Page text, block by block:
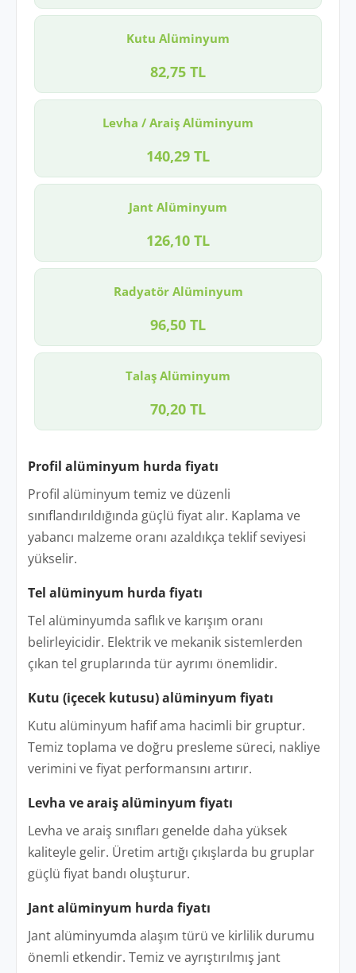
Kutu Alüminyum
82,75 TL
Levha / Araiş Alüminyum
140,29 TL
Jant Alüminyum
126,10 TL
Radyatör Alüminyum
96,50 TL
Talaş Alüminyum
70,20 TL
Profil alüminyum hurda fiyatı
Profil alüminyum temiz ve düzenli
sınıflandırıldığında güçlü fiyat alır. Kaplama ve
yabancı malzeme oranı azaldıkça teklif seviyesi
yükselir.
Tel alüminyum hurda fiyatı
Tel alüminyumda saflık ve karışım oranı
belirleyicidir. Elektrik ve mekanik sistemlerden
çıkan tel gruplarında tür ayrımı önemlidir.
Kutu (içecek kutusu) alüminyum fiyatı
Kutu alüminyum hafif ama hacimli bir gruptur.
Temiz toplama ve doğru presleme süreci, nakliye
verimini ve fiyat performansını artırır.
Levha ve araiş alüminyum fiyatı
Levha ve araiş sınıfları genelde daha yüksek
kaliteyle gelir. Üretim artığı çıkışlarda bu gruplar
güçlü fiyat bandı oluşturur.
Jant alüminyum hurda fiyatı
Jant alüminyumda alaşım türü ve kirlilik durumu
önemli etkendir. Temiz ve ayrıştırılmış jant